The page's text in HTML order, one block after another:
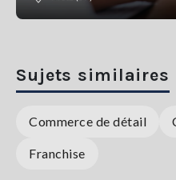
Sujets similaires
Commerce de détail
Franchise